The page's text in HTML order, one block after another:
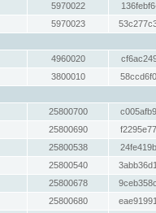
5970022
5970023
4960020
3800010
25800700
25800690
25800538
25800540
25800678
25800680